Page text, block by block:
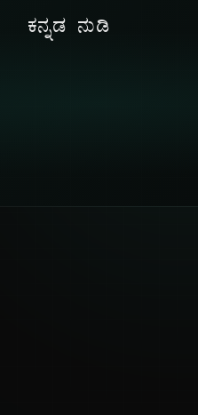
ಕನ್ನಡ ನುಡಿ